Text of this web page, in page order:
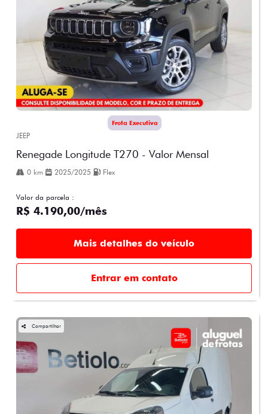
Frota Executiva
JEEP
Renegade Longitude T270 - Valor Mensal
0 km 2025/2025 Flex
Valor da parcela :
R$ 4.190,00/mês
Mais detalhes do veículo
Entrar em contato
Compartilhar